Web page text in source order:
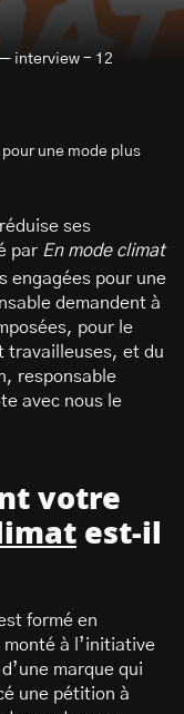
interview - 12
une mode plus
ses
par En mode climat
engagées pour une
demandent à
pour le
travailleuses, et du
responsable
avec nous le
votre
est-il
formé en
à l’initiative
marque qui
une pétition à